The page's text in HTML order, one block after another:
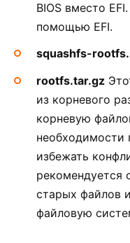
BIOS вместо
помощью EFI.
squashfs-
rootfs.tar.gz
из корневого
корневую
необходимости
избежать
рекомендуется
старых файлов
файловую